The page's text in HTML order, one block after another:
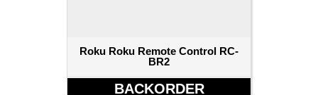
Roku Roku Remote Control RC-
BR2
BACKORDER